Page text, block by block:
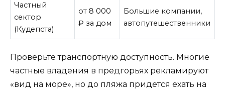
Частный
сектор
(Кудепста)
от 8 000
₽ за дом
Большие компании,
автопутешественники
Проверьте транспортную доступность. Многие
частные владения в предгорьях рекламируют
«вид на море», но до пляжа придется ехать на